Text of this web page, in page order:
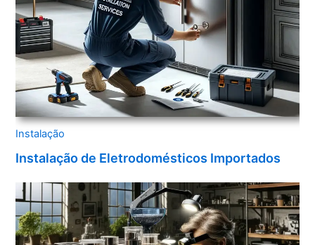
Instalação
Instalação de Eletrodomésticos Importados